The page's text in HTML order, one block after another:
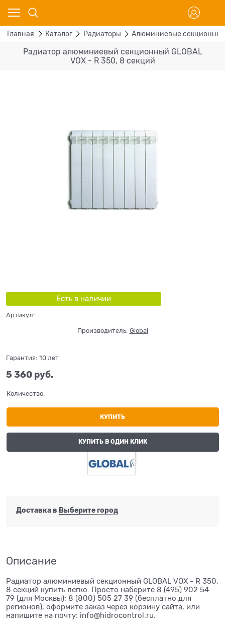
Главная Каталог Радиаторы Алюминиевые
Радиатор алюминиевый секционный GLOBAL
VOX - R 350, 8 секций
Есть в наличии
Артикул:
Производитель: Global
Гарантия: 10 лет
5 360 руб.
Количество:
КУПИТЬ
КУПИТЬ В ОДИН КЛИК
Доставка в Выберите город
Описание
Радиатор алюминиевый секционный GLOBAL VOX - R 350,
8 секций купить легко. Просто наберите 8 (495) 902 54
79 (для Москвы); 8 (800) 505 27 39 (бесплатно для
регионов), оформите заказ через корзину сайта, или
напишите на почту: info@hidrocontrol.ru.